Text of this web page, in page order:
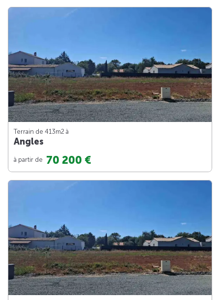
Terrain de 413m2 à
Angles
à partir de 70 200 €